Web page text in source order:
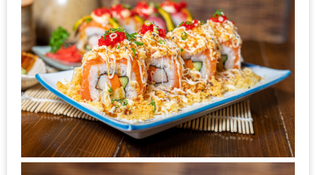
NEWS
GAME
(SABAI
SEAFOOD)
HOMEPRO
FAIR
2017
เชียงใหม่